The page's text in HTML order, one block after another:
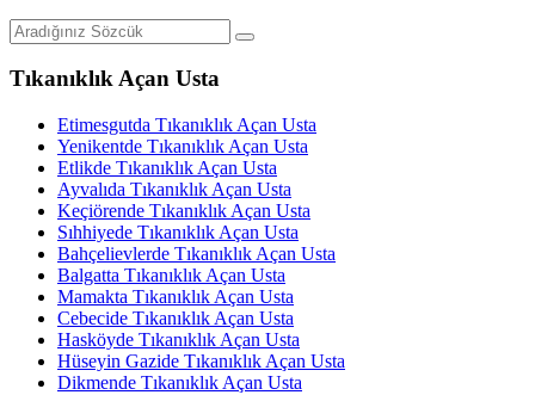
Tıkanıklık Açan Usta
Etimesgutda Tıkanıklık Açan Usta
Yenikentde Tıkanıklık Açan Usta
Etlikde Tıkanıklık Açan Usta
Ayvalıda Tıkanıklık Açan Usta
Keçiörende Tıkanıklık Açan Usta
Sıhhiyede Tıkanıklık Açan Usta
Bahçelievlerde Tıkanıklık Açan Usta
Balgatta Tıkanıklık Açan Usta
Mamakta Tıkanıklık Açan Usta
Cebecide Tıkanıklık Açan Usta
Hasköyde Tıkanıklık Açan Usta
Hüseyin Gazide Tıkanıklık Açan Usta
Dikmende Tıkanıklık Açan Usta